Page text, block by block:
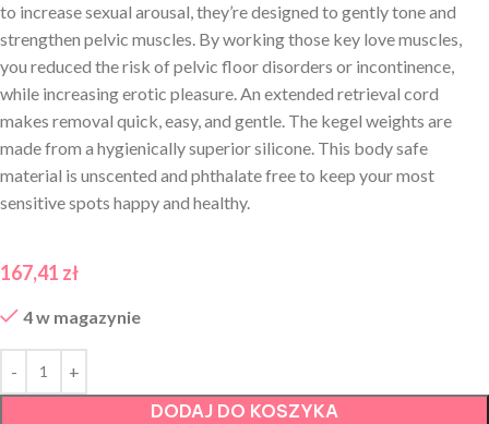
to increase sexual arousal, they’re designed to gently tone and
strengthen pelvic muscles. By working those key love muscles,
you reduced the risk of pelvic floor disorders or incontinence,
while increasing erotic pleasure. An extended retrieval cord
makes removal quick, easy, and gentle. The kegel weights are
made from a hygienically superior silicone. This body safe
material is unscented and phthalate free to keep your most
sensitive spots happy and healthy.
167,41 zł
4 w magazynie
DODAJ DO KOSZYKA